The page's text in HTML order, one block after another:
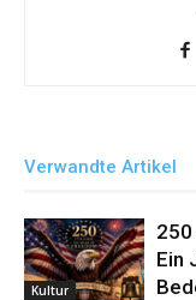
Verwandte Artikel
Kultur
250
Ein